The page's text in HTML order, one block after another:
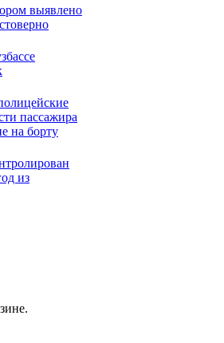
выявлено
пассажира
на борту
из